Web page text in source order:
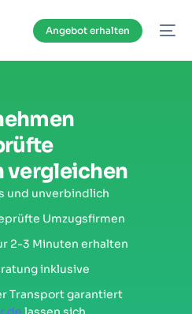
Angebot erhalten
vergleichen
und unverbindlich
Umzugsfirmen
2-3 Minuten erhalten
inklusive
Transport garantiert